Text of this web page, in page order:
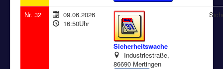
Nr. 32
09.06.2026
16:50Uhr
Sicherheitswache
Industriestraße,
86690 Mertingen